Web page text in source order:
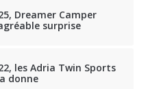
Dreamer Camper
surprise
les Adria Twin Sports
donne